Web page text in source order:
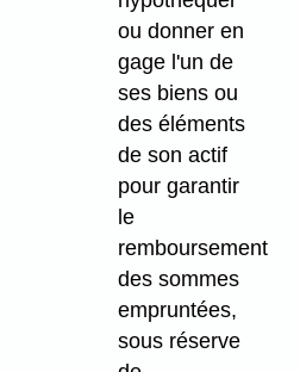
ou donner en
gage l'un de
ses biens ou
des éléments
de son actif
pour garantir
le
remboursement
des sommes
empruntées,
sous réserve